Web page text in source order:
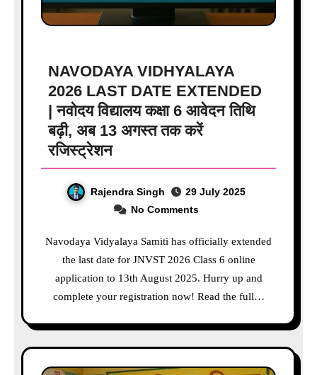
NAVODAYA VIDHYALAYA
2026 LAST DATE EXTENDED
| नवोदय विद्यालय कक्षा 6 आवेदन तिथि
बढ़ी, अब 13 अगस्त तक करें
रजिस्ट्रेशन
Rajendra Singh
29 July 2025
No Comments
Navodaya Vidyalaya Samiti has officially extended
the last date for JNVST 2026 Class 6 online
application to 13th August 2025. Hurry up and
complete your registration now! Read the full…